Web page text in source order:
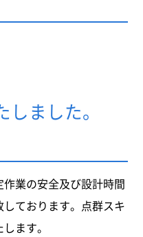
ました。
業の安全及び設計時間
ております。点群スキ
ます。